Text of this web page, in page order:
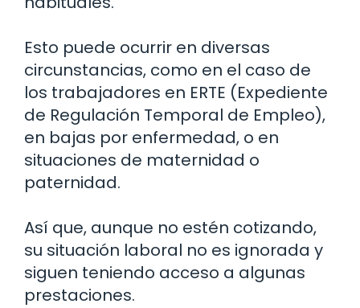
Esto puede ocurrir en diversas
circunstancias, como en el caso de
los trabajadores en ERTE (Expediente
de Regulación Temporal de Empleo),
en bajas por enfermedad, o en
situaciones de maternidad o
paternidad.
Así que, aunque no estén cotizando,
su situación laboral no es ignorada y
siguen teniendo acceso a algunas
prestaciones.